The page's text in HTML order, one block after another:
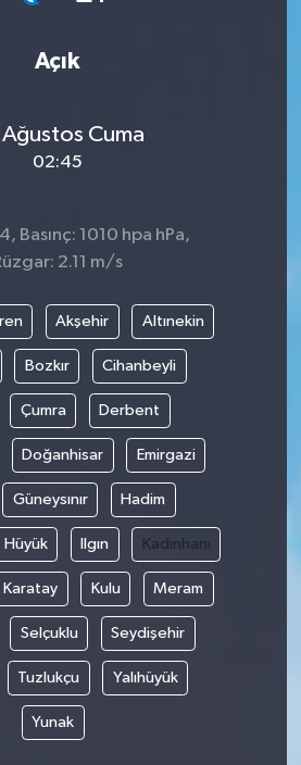
Açık
Cuma
02:45
Basınç: 1010 hpa hPa,
2.11 m/s
Akşehir Altınekin
Bozkır Cihanbeyli
Çumra Derbent
Doğanhisar Emirgazi
Güneysınır Hadim
Hüyük Ilgın Kadınhanı
Karatay Kulu Meram
Selçuklu Seydişehir
Tuzlukçu Yalıhüyük
Yunak